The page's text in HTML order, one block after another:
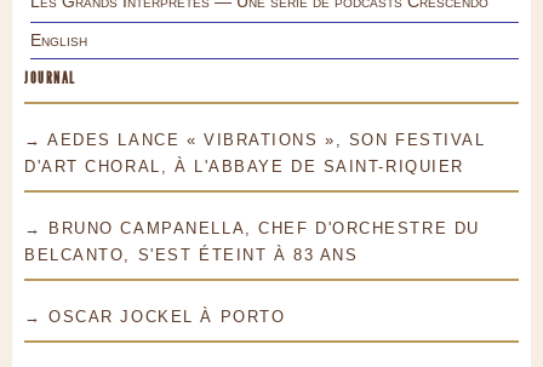
English
JOURNAL
→ AEDES LANCE « VIBRATIONS », SON FESTIVAL
D'ART CHORAL, À L'ABBAYE DE SAINT-RIQUIER
→ BRUNO CAMPANELLA, CHEF D'ORCHESTRE DU
BELCANTO, S'EST ÉTEINT À 83 ANS
→ OSCAR JOCKEL À PORTO